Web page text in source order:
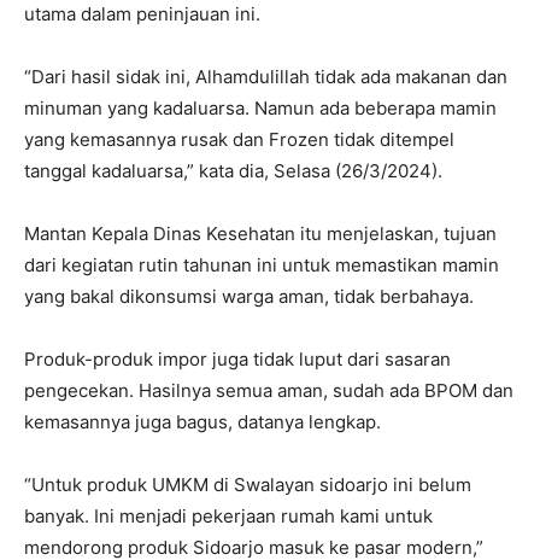
utama dalam peninjauan ini.
“Dari hasil sidak ini, Alhamdulillah tidak ada makanan dan
minuman yang kadaluarsa. Namun ada beberapa mamin
yang kemasannya rusak dan Frozen tidak ditempel
tanggal kadaluarsa,” kata dia, Selasa (26/3/2024).
Mantan Kepala Dinas Kesehatan itu menjelaskan, tujuan
dari kegiatan rutin tahunan ini untuk memastikan mamin
yang bakal dikonsumsi warga aman, tidak berbahaya.
Produk-produk impor juga tidak luput dari sasaran
pengecekan. Hasilnya semua aman, sudah ada BPOM dan
kemasannya juga bagus, datanya lengkap.
“Untuk produk UMKM di Swalayan sidoarjo ini belum
banyak. Ini menjadi pekerjaan rumah kami untuk
mendorong produk Sidoarjo masuk ke pasar modern,”